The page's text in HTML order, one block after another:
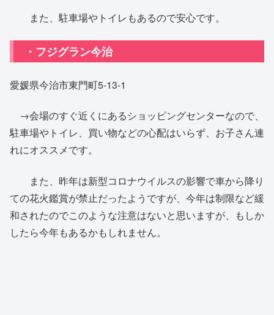
また、駐車場やトイレもあるので安心です。
・フジグラン今治
愛媛県今治市東門町5-13-1
→会場のすぐ近くにあるショッピングセンターなので、
駐車場やトイレ、買い物などの心配はいらず、お子さん連
れにオススメです。
また、昨年は新型コロナウイルスの影響で車から降り
ての花火鑑賞が禁止だったようですが、今年は制限など緩
和されたのでこのような注意はないと思いますが、もしか
したら今年もあるかもしれません。